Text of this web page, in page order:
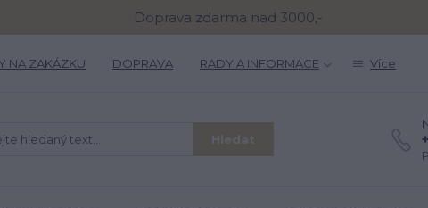
Doprava zdarma nad 3000,-
NA ZAKÁZKU DOPRAVA RADY A INFORMACE Více
Hledat